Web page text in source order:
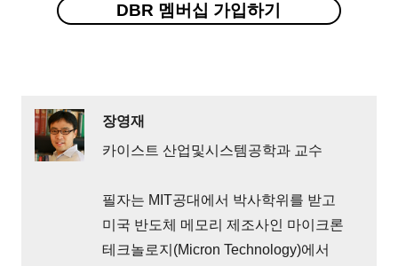
DBR 멤버십 가입하기
장영재
카이스트 산업및시스템공학과 교수
필자는 MIT공대에서 박사학위를 받고
미국 반도체 메모리 제조사인 마이크론
테크놀로지(Micron Technology)에서